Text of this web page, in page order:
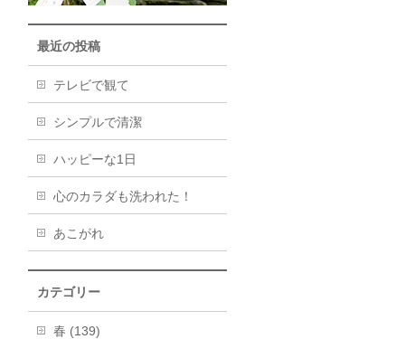
最近の投稿
テレビで観て
シンプルで清潔
ハッピーな1日
心のカラダも洗われた！
あこがれ
カテゴリー
春 (139)